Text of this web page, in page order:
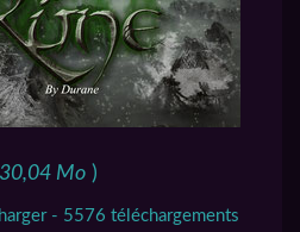
30,04 Mo )
- 5576 téléchargements